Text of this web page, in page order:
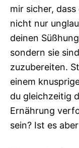
mir sicher,
nicht nur
deinen
sondern sie
zuzubereiten.
einem
du gleichzeitig
Ernährung
sein? Ist es